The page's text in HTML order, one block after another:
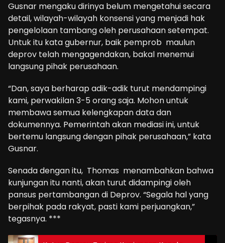
Gusnar mengaku dirinya belum mengetahui secara
detail, wilayah-wilayah konsensi yang menjadi hak
pengelolaan tambang oleh perusahaan setempat.
Untuk itu kata gubernur, baik pemprob maulun
deprov telah mengagendakan, bakal menemui
langsung pihak perusahaan.
“Dan, saya berharap adik-adik turut mendampingi
kami, perwakilan 3-5 orang saja. Mohon untuk
membawa semua kelengkapan data dan
dokumennya. Pemerintah akan mediasi ini, untuk
bertemu langsung dengan pihak perusahaan,” kata
Gusnar.
Senada dengan itu, Thomas menambahkan bahwa
kunjungan itu nanti, akan turut didampingi oleh
pansus pertambangan di Deprov. “Segala hal yang
berpihak pada rakyat, pasti kami perjuangkan,”
tegasnya. ***